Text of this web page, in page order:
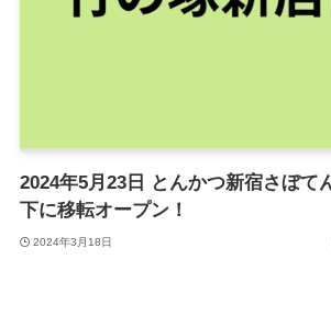
2024年5月23日 とんかつ新宿さぼて
下に移転オープン！
2024年3月18日